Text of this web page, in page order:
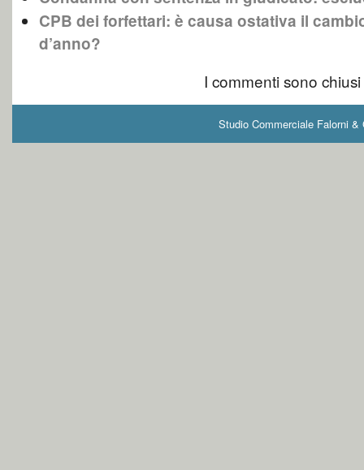
CPB dei forfettari: è causa ostativa il
d’anno?
I commenti sono chiusi
Studio Commerciale Falorni